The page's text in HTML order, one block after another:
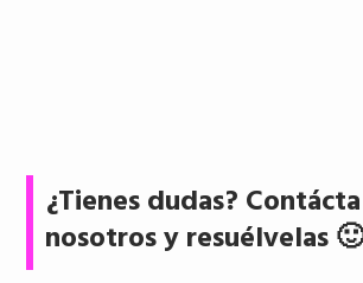
¿Tienes dudas?
nosotros y resuélvelas